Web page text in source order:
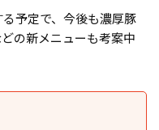
予定で、今後も濃厚豚
の新メニューも考案中